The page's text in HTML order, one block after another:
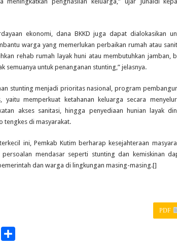
ekonomi, dana BKKD juga dapat dialokasikan
warga yang memerlukan perbaikan rumah atau
rehab rumah layak huni atau membutuhkan jamban,
semuanya untuk penanganan stunting,” jelasnya.
stunting menjadi prioritas nasional, program
memperkuat ketahanan keluarga secara
akses sanitasi, hingga penyediaan hunian layak
tengkes di masyarakat.
ini, Pemkab Kutim berharap kesejahteraan
mendasar seperti stunting dan kemiskinan
dan warga di lingkungan masing-masing.[]
PDF